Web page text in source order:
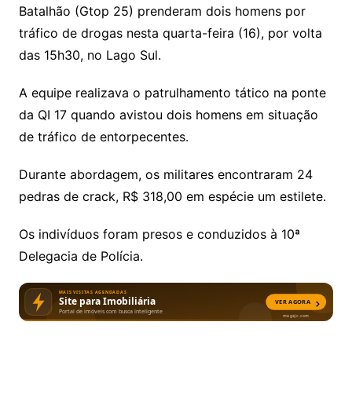
Batalhão (Gtop 25) prenderam dois homens por
tráfico de drogas nesta quarta-feira (16), por volta
das 15h30, no Lago Sul.
A equipe realizava o patrulhamento tático na ponte
da QI 17 quando avistou dois homens em situação
de tráfico de entorpecentes.
Durante abordagem, os militares encontraram 24
pedras de crack, R$ 318,00 em espécie um estilete.
Os indivíduos foram presos e conduzidos à 10ª
Delegacia de Polícia.